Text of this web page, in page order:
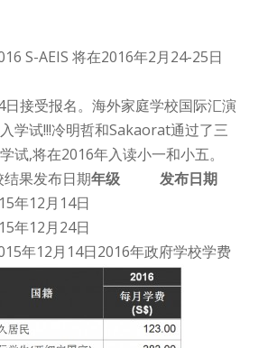
S-AEIS 将在2016年2月24-25日
日接受报名。海外家庭学校国际汇演
学试!!!冷明哲和Sakaorat通过了三
试,将在2016年入读小一和小五。
结果发布日期年级 发布日期
12月14日
12月24日
年12月14日2016年政府学校学费